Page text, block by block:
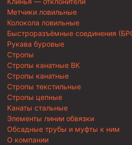
Метчики ловильные
Колокола ловильные
Быстроразъёмные соединения
Рукава буровые
Стропы
Стропы канатные ВК
Стропы канатные
Стропы текстильные
Стропы цепные
Канаты стальные
Элементы линии обвязки
Обсадные трубы и муфты к ним
О компании